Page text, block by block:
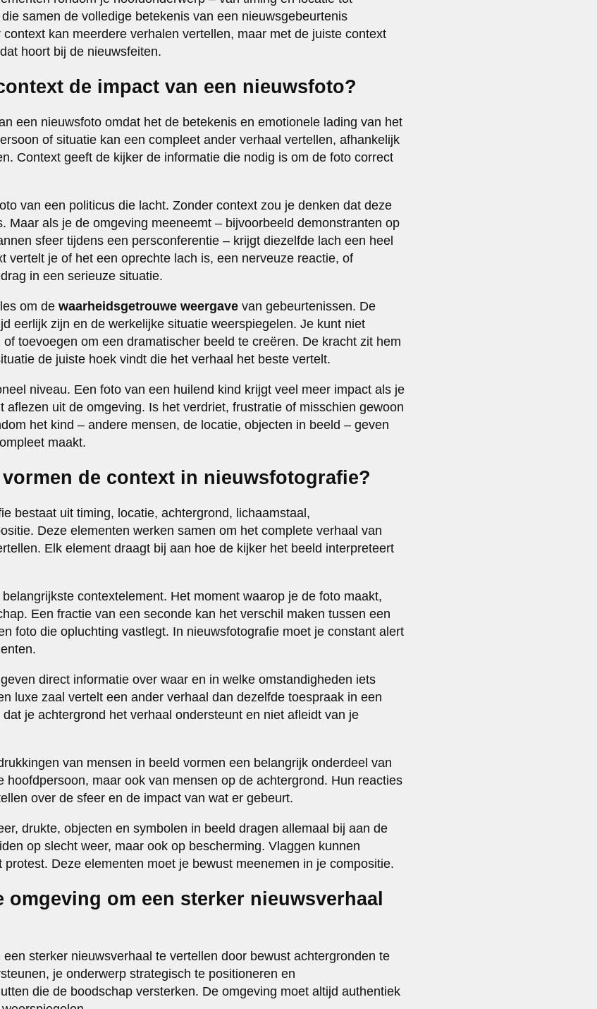
samen de volledige betekenis van een nieuwsgebeurtenis
kan meerdere verhalen vertellen, maar met de juiste context
hoort bij de nieuwsfeiten.
de impact van een nieuwsfoto?
een nieuwsfoto omdat het de betekenis en emotionele lading van het
of situatie kan een compleet ander verhaal vertellen, afhankelijk
Context geeft de kijker de informatie die nodig is om de foto correct
van een politicus die lacht. Zonder context zou je denken dat deze
Maar als je de omgeving meeneemt – bijvoorbeeld demonstranten op
sfeer tijdens een persconferentie – krijgt diezelfde lach een heel
vertelt je of het een oprechte lach is, een nerveuze reactie, of
in een serieuze situatie.
om de waarheidsgetrouwe weergave van gebeurtenissen. De
eerlijk zijn en de werkelijke situatie weerspiegelen. Je kunt niet
toevoegen om een dramatischer beeld te creëren. De kracht zit hem
de juiste hoek vindt die het verhaal het beste vertelt.
niveau. Een foto van een huilend kind krijgt veel meer impact als je
aflezen uit de omgeving. Is het verdriet, frustratie of misschien gewoon
het kind – andere mensen, de locatie, objecten in beeld – geven
maakt.
vormen de context in nieuwsfotografie?
bestaat uit timing, locatie, achtergrond, lichaamstaal,
Deze elementen werken samen om het complete verhaal van
Elk element draagt bij aan hoe de kijker het beeld interpreteert
contextelement. Het moment waarop je de foto maakt,
Een fractie van een seconde kan het verschil maken tussen een
foto die opluchting vastlegt. In nieuwsfotografie moet je constant alert
geven direct informatie over waar en in welke omstandigheden iets
luxe zaal vertelt een ander verhaal dan dezelfde toespraak in een
je achtergrond het verhaal ondersteunt en niet afleidt van je
van mensen in beeld vormen een belangrijk onderdeel van
hoofdpersoon, maar ook van mensen op de achtergrond. Hun reacties
over de sfeer en de impact van wat er gebeurt.
drukte, objecten en symbolen in beeld dragen allemaal bij aan de
op slecht weer, maar ook op bescherming. Vlaggen kunnen
Deze elementen moet je bewust meenemen in je compositie.
omgeving om een sterker nieuwsverhaal
sterker nieuwsverhaal te vertellen door bewust achtergronden te
je onderwerp strategisch te positioneren en
die de boodschap versterken. De omgeving moet altijd authentiek